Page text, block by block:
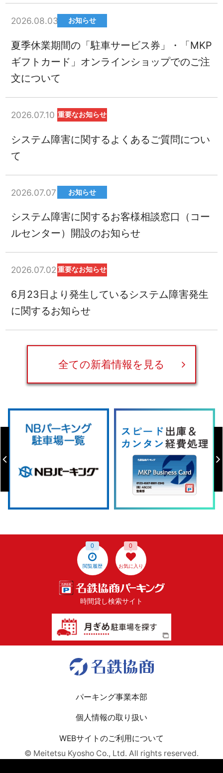
2026.08.03 お知らせ
夏季休業期間の「駐車サービス券」・「MKP
ギフトカード」オンラインショップでのご注
文について
2026.07.10 重要なお知らせ
システム障害に関するよくあるご質問につい
て
2026.07.07 お知らせ
システム障害に関するお客様相談窓口（コー
ルセンター）開設のお知らせ
2026.07.02 重要なお知らせ
6月23日より発生しているシステム障害発生
に関するお知らせ
全ての新着情報を見る
閲覧履歴
0
お気に入り
0
時間貸し検索サイト
パーキング事業本部
個人情報の取り扱い
WEBサイトのご利用について
© Meitetsu Kyosho Co., Ltd. All rights reserved.